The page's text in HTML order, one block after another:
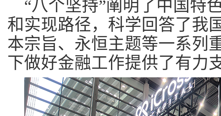
“八个坚持”阐明了中国特
和实现路径，科学回答了我
本宗旨、永恒主题等一系列
下做好金融工作提供了有力